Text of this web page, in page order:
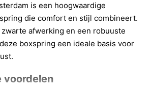
is een hoogwaardige
die comfort en stijl combineert.
afwerking en een robuuste
boxspring een ideale basis voor
voordelen